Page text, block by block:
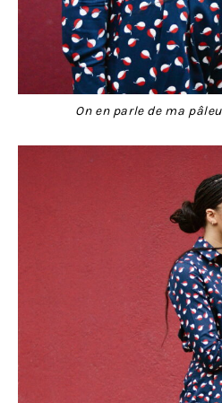
On en parle de ma